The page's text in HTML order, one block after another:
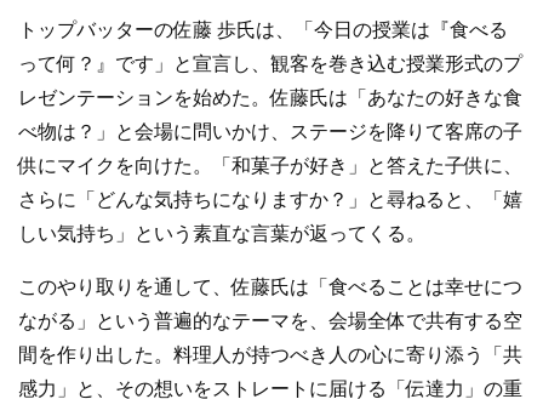
トップバッターの佐藤 歩氏は、「今日の授業は『食べる
って何？』です」と宣言し、観客を巻き込む授業形式のプ
レゼンテーションを始めた。佐藤氏は「あなたの好きな食
べ物は？」と会場に問いかけ、ステージを降りて客席の子
供にマイクを向けた。「和菓子が好き」と答えた子供に、
さらに「どんな気持ちになりますか？」と尋ねると、「嬉
しい気持ち」という素直な言葉が返ってくる。
このやり取りを通して、佐藤氏は「食べることは幸せにつ
ながる」という普遍的なテーマを、会場全体で共有する空
間を作り出した。料理人が持つべき人の心に寄り添う「共
感力」と、その想いをストレートに届ける「伝達力」の重